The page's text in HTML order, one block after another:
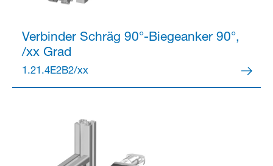
VerbinderSchräg 90°-Biegeanker 90°,
/xx Grad
1.21.4E2B2/xx
Partner Login